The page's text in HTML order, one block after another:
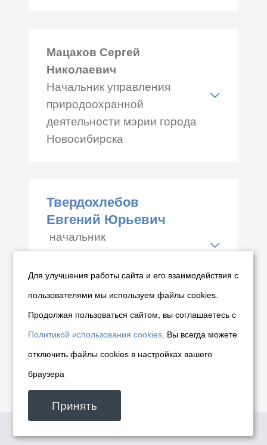
Мацаков Сергей
Николаевич
Начальник управления
природоохранной
деятельности мэрии города
Новосибирска
Телефон: +7 (383) 228-89-88
Твердохлебов
Евгений Юрьевич
начальник
молодежи мэрии города
Адрес: Красный проспект
50, каб.№ 104
Телефон: +7 (383) 227-56-19
Для улучшения работы сайта и его взаимодействия с
пользователями мы используем файлы cookies.
Продолжая пользоваться сайтом, вы соглашаетесь с
Политикой использования cookies . Вы всегда можете
отключить файлы cookies в настройках вашего
браузера
Принять